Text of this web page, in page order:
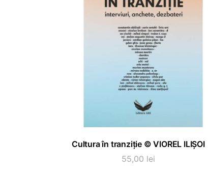
ADAUGĂ ÎN COȘ
Cultura în tranziție © VIOREL ILIȘOI
55,00 lei